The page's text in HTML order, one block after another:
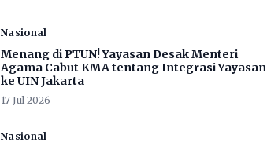
Nasional
Menang di PTUN! Yayasan Desak Menteri
Agama Cabut KMA tentang Integrasi Yayasan
ke UIN Jakarta
17 Jul 2026
Nasional